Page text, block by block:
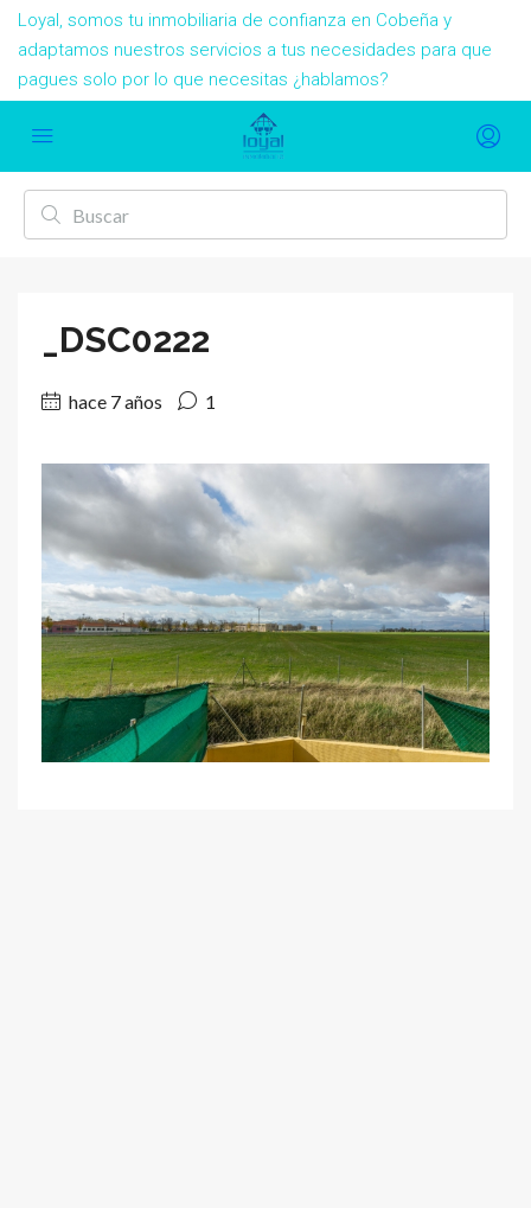
Loyal, somos tu inmobiliaria de confianza en Cobeña y
adaptamos nuestros servicios a tus necesidades para que
pagues solo por lo que necesitas ¿hablamos?
_DSC0222
hace 7 años 1